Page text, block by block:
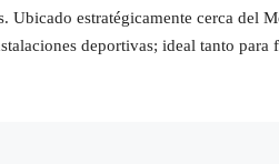
Ubicado estratégicamente cerca del
deportivas; ideal tanto